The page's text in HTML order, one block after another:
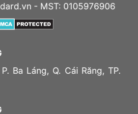
- MST: 0105976906
P. Ba Láng, Q. Cái Răng, TP.